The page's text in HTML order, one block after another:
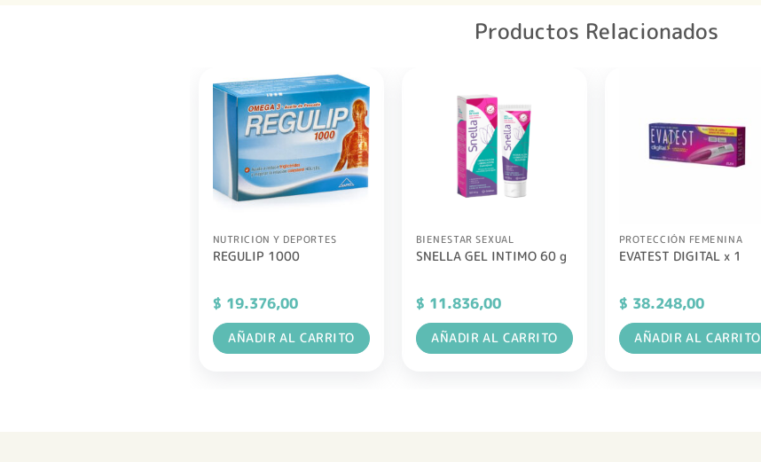
Productos Relacionados
NUTRICION Y DEPORTES
REGULIP 1000
$ 19.376,00
AÑADIR AL CARRITO
BIENESTAR SEXUAL
SNELLA GEL INTIMO 60 g
$ 11.836,00
AÑADIR AL CARRITO
PROTECCIÓN FEMENINA
EVATEST DIGITAL x 1
$ 38.248,00
AÑADIR AL CARRITO